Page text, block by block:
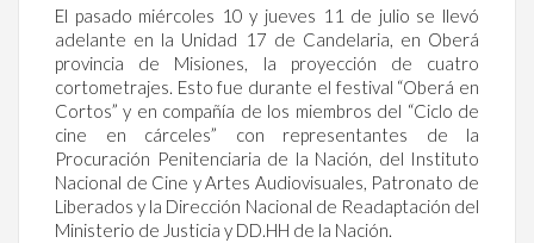
El pasado miércoles 10 y jueves 11 de julio se llevó
adelante en la Unidad 17 de Candelaria, en Oberá
provincia de Misiones, la proyección de cuatro
cortometrajes. Esto fue durante el festival “Oberá en
Cortos” y en compañía de los miembros del “Ciclo de
cine en cárceles” con representantes de la
Procuración Penitenciaria de la Nación, del Instituto
Nacional de Cine y Artes Audiovisuales, Patronato de
Liberados y la Dirección Nacional de Readaptación del
Ministerio de Justicia y DD.HH de la Nación.